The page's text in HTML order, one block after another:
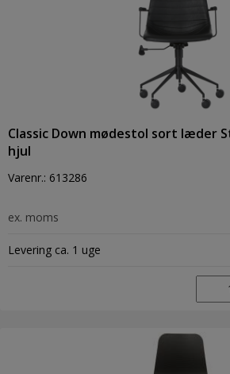
Classic Down mødestol sort læder
hjul
Varenr.: 613286
ex. moms
Levering ca. 1 uge